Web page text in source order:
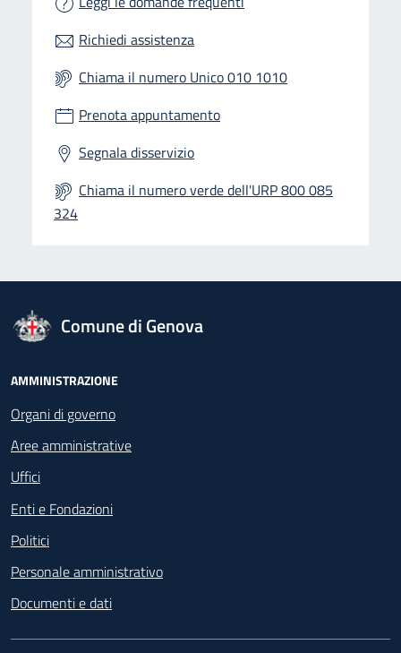
Richiedi assistenza
Chiama il numero Unico 010 1010
Prenota appuntamento
Segnala disservizio
Chiama il numero verde dell'URP 800 085
324
logo Unione Europea
Comune di Genova
Footer - Navigazione
AMMINISTRAZIONE
Organi di governo
Aree amministrative
Uffici
Enti e Fondazioni
Politici
Personale amministrativo
Documenti e dati